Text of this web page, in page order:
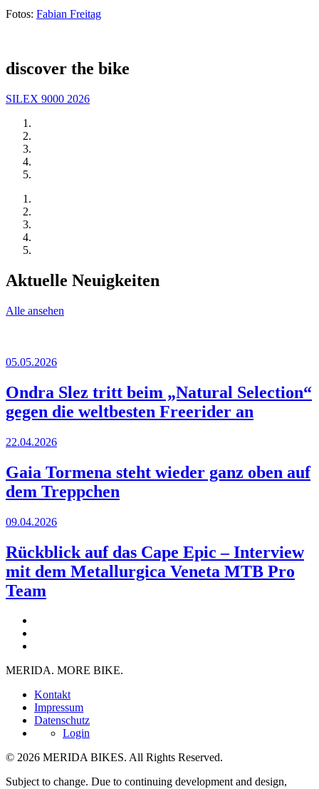
Fotos: Fabian Freitag
discover the bike
SILEX 9000 2026
Aktuelle Neuigkeiten
Alle ansehen
05.05.2026
Ondra Slez tritt beim „Natural Selection“
gegen die weltbesten Freerider an
22.04.2026
Gaia Tormena steht wieder ganz oben auf
dem Treppchen
09.04.2026
Rückblick auf das Cape Epic – Interview
mit dem Metallurgica Veneta MTB Pro
Team
MERIDA. MORE BIKE.
Kontakt
Impressum
Datenschutz
Login
© 2026 MERIDA BIKES. All Rights Reserved.
Subject to change. Due to continuing development and design,